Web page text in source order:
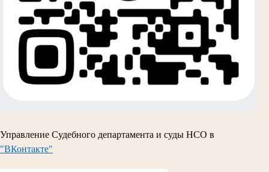
Управление Судебного департамента и суды НСО в
"ВКонтакте"